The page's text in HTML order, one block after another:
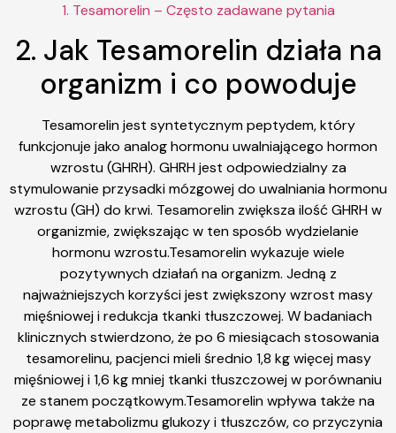
1. Tesamorelin – Często zadawane pytania
2. Jak Tesamorelin działa na
organizm i co powoduje
Tesamorelin jest syntetycznym peptydem, który
funkcjonuje jako analog hormonu uwalniającego hormon
wzrostu (GHRH). GHRH jest odpowiedzialny za
stymulowanie przysadki mózgowej do uwalniania hormonu
wzrostu (GH) do krwi. Tesamorelin zwiększa ilość GHRH w
organizmie, zwiększając w ten sposób wydzielanie
hormonu wzrostu.Tesamorelin wykazuje wiele
pozytywnych działań na organizm. Jedną z
najważniejszych korzyści jest zwiększony wzrost masy
mięśniowej i redukcja tkanki tłuszczowej. W badaniach
klinicznych stwierdzono, że po 6 miesiącach stosowania
tesamorelinu, pacjenci mieli średnio 1,8 kg więcej masy
mięśniowej i 1,6 kg mniej tkanki tłuszczowej w porównaniu
ze stanem początkowym.Tesamorelin wpływa także na
poprawę metabolizmu glukozy i tłuszczów, co przyczynia